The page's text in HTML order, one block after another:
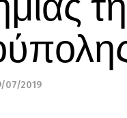
07/2019